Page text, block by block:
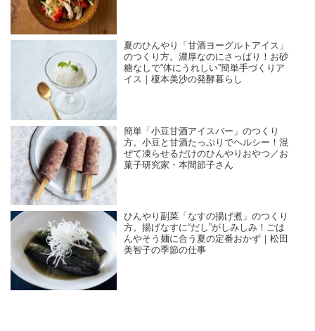
夏のひんやり「甘酒ヨーグルトアイス」
のつくり方。濃厚なのにさっぱり！お砂
糖なしで“体にうれしい”簡単手づくりア
イス｜榎本美沙の発酵暮らし
簡単「小豆甘酒アイスバー」のつくり
方。小豆と甘酒たっぷりでヘルシー！混
ぜて凍らせるだけのひんやりおやつ／お
菓子研究家・本間節子さん
ひんやり副菜「なすの揚げ煮」のつくり
方。揚げなすに“だし”がしみしみ！ごは
んやそう麺に合う夏の定番おかず｜松田
美智子の季節の仕事